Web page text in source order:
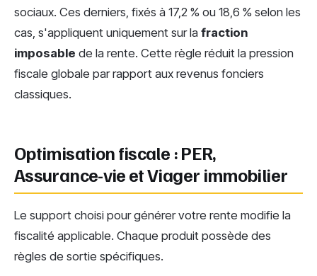
sociaux. Ces derniers, fixés à 17,2 % ou 18,6 % selon les
cas, s'appliquent uniquement sur la fraction
imposable de la rente. Cette règle réduit la pression
fiscale globale par rapport aux revenus fonciers
classiques.
Optimisation fiscale : PER,
Assurance-vie et Viager immobilier
Le support choisi pour générer votre rente modifie la
fiscalité applicable. Chaque produit possède des
règles de sortie spécifiques.